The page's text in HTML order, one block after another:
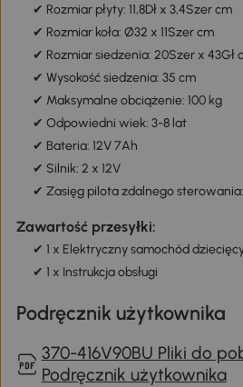
✔ Rozmiar płyty: 11,8Dł x 3,4Szer cm
✔ Rozmiar koła: Ø32 x 11Szer cm
✔ Rozmiar siedzenia: 20Szer x 43Gł
✔ Wysokość siedzenia: 35 cm
✔ Maksymalne obciążenie: 100 kg
✔ Odpowiedni wiek: 3-8 lat
✔ Bateria: 12V 7Ah
✔ Silnik: 2 x 12V
✔ Zasięg pilota zdalnego
Zawartość przesyłki:
✔ 1 x Elektryczny samochód
✔ 1 x Instrukcja obsługi
Podręcznik użytkownika
370-416V90BU Pliki do
Podręcznik użytkownika